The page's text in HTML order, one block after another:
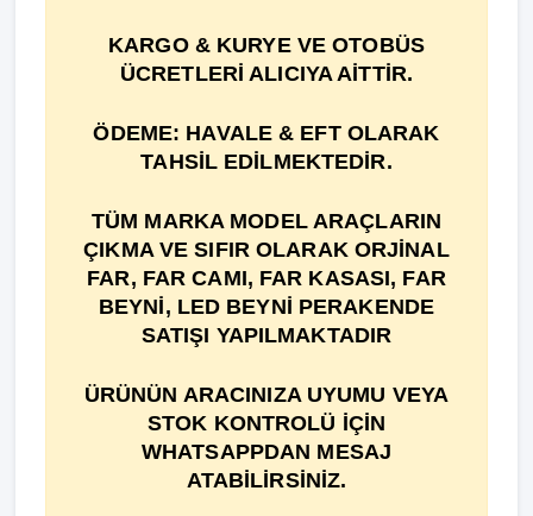
KARGO & KURYE VE OTOBÜS
ÜCRETLERİ ALICIYA AİTTİR.
ÖDEME: HAVALE & EFT OLARAK
TAHSİL EDİLMEKTEDİR.
TÜM MARKA MODEL ARAÇLARIN
ÇIKMA VE SIFIR OLARAK ORJİNAL
FAR, FAR CAMI, FAR KASASI, FAR
BEYNİ, LED BEYNİ PERAKENDE
SATIŞI YAPILMAKTADIR
ÜRÜNÜN ARACINIZA UYUMU VEYA
STOK KONTROLÜ İÇİN
WHATSAPPDAN MESAJ
ATABİLİRSİNİZ.